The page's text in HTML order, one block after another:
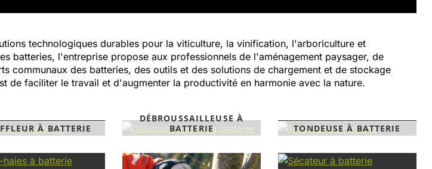
technologiques durables pour la viticulture, la vinification, l'arboriculture et
batteries, l'entreprise propose aux professionnels de l'aménagement paysager, de
communaux des batteries, des outils et des solutions de chargement et de stockage
de faciliter le travail et d'augmenter la productivité en harmonie avec la nature.
À BATTERIE
DÉBROUSSAILLEUSE À
BATTERIE
TONDEUSE À BATTERIE